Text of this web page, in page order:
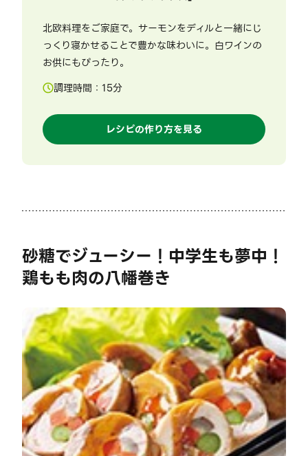
北欧料理をご家庭で。サーモンをディルと一緒にじ
っくり寝かせることで豊かな味わいに。白ワインの
お供にもぴったり。
調理時間： 15分
レシピの作り方を見る
砂糖でジューシー！中学生も夢中！
鶏もも肉の八幡巻き